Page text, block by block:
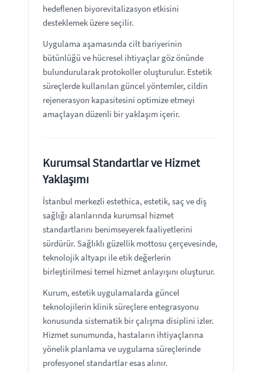
hedeflenen biyorevitalizasyon etkisini
desteklemek üzere seçilir.
Uygulama aşamasında cilt bariyerinin
bütünlüğü ve hücresel ihtiyaçlar göz önünde
bulundurularak protokoller oluşturulur. Estetik
süreçlerde kullanılan güncel yöntemler, cildin
rejenerasyon kapasitesini optimize etmeyi
amaçlayan düzenli bir yaklaşım içerir.
Kurumsal Standartlar ve Hizmet
Yaklaşımı
İstanbul merkezli estethica, estetik, saç ve diş
sağlığı alanlarında kurumsal hizmet
standartlarını benimseyerek faaliyetlerini
sürdürür. Sağlıklı güzellik mottosu çerçevesinde,
teknolojik altyapı ile etik değerlerin
birleştirilmesi temel hizmet anlayışını oluşturur.
Kurum, estetik uygulamalarda güncel
teknolojilerin klinik süreçlere entegrasyonu
konusunda sistematik bir çalışma disiplini izler.
Hizmet sunumunda, hastaların ihtiyaçlarına
yönelik planlama ve uygulama süreçlerinde
profesyonel standartlar esas alınır.